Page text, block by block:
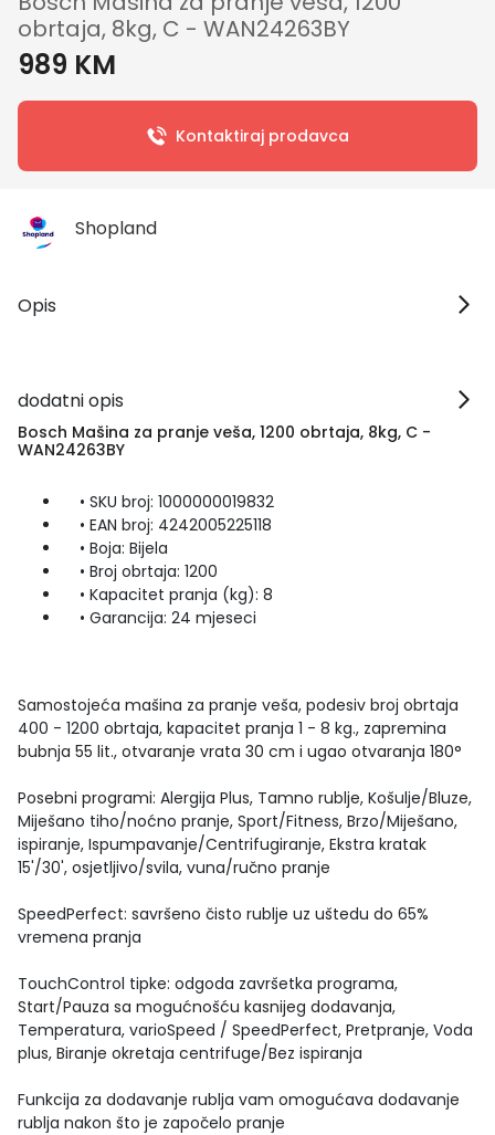
obrtaja, 8kg, C - WAN24263BY
989 KM
Kontaktiraj prodavca
Shopland
Opis
dodatni opis
Bosch Mašina za pranje veša, 1200 obrtaja, 8kg, C -
WAN24263BY
• SKU broj: 1000000019832
• EAN broj: 4242005225118
• Boja: Bijela
• Broj obrtaja: 1200
• Kapacitet pranja (kg): 8
• Garancija: 24 mjeseci
Samostojeća mašina za pranje veša, podesiv broj obrtaja
400 - 1200 obrtaja, kapacitet pranja 1 - 8 kg., zapremina
bubnja 55 lit., otvaranje vrata 30 cm i ugao otvaranja 180°
Posebni programi: Alergija Plus, Tamno rublje, Košulje/Bluze,
Miješano tiho/noćno pranje, Sport/Fitness, Brzo/Miješano,
ispiranje, Ispumpavanje/Centrifugiranje, Ekstra kratak
15'/30', osjetljivo/svila, vuna/ručno pranje
SpeedPerfect: savršeno čisto rublje uz uštedu do 65%
vremena pranja
TouchControl tipke: odgoda završetka programa,
Start/Pauza sa mogućnošću kasnijeg dodavanja,
Temperatura, varioSpeed / SpeedPerfect, Pretpranje, Voda
plus, Biranje okretaja centrifuge/Bez ispiranja
Funkcija za dodavanje rublja vam omogućava dodavanje
rublja nakon što je započelo pranje